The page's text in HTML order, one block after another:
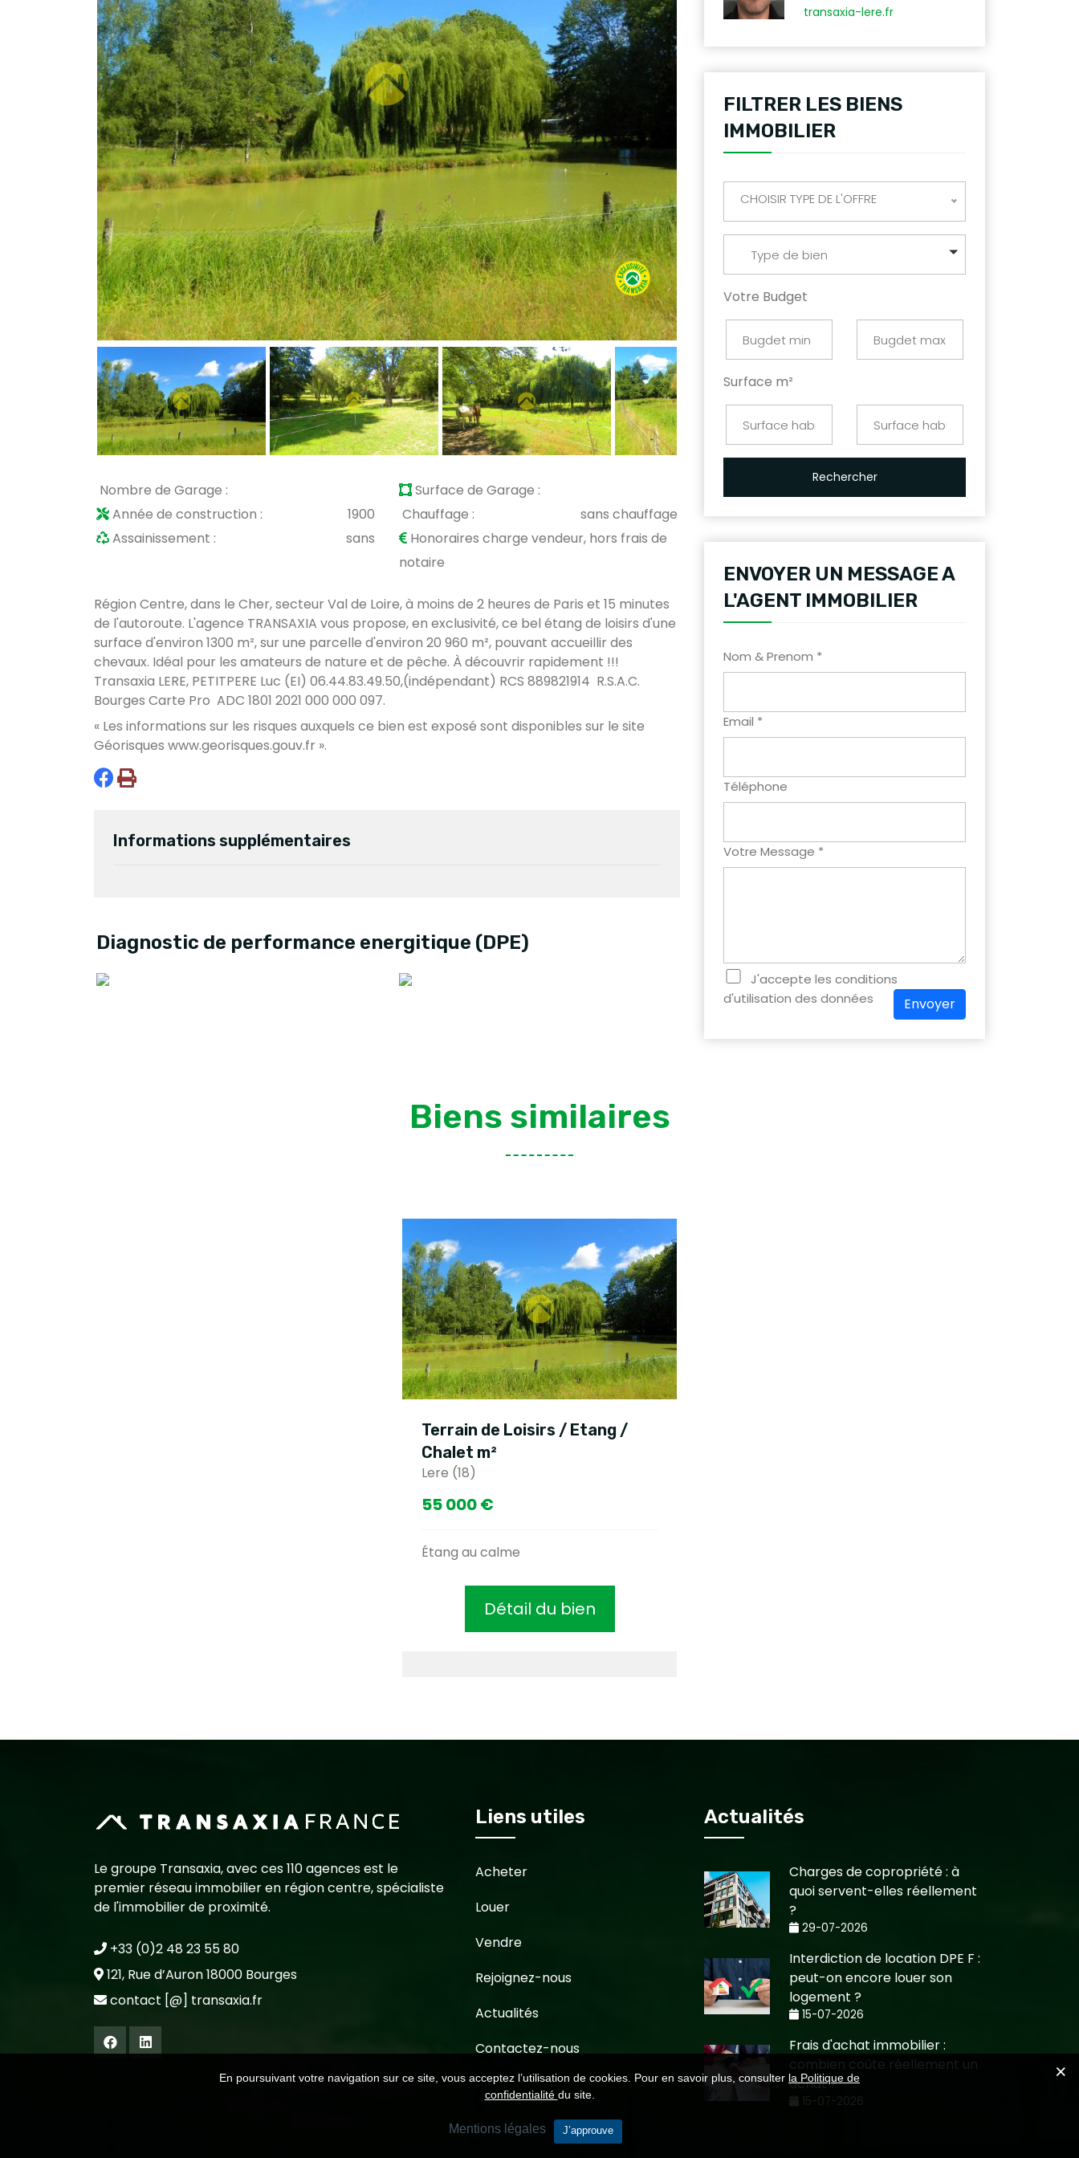
Nombre de Garage :
Surface de Garage :
Année de construction :
1900 Chauffage :
sans chauffage
Assainissement :
sans
Honoraires charge vendeur, hors frais de
notaire
Région Centre, dans le Cher, secteur Val de Loire, à moins de 2 heures de Paris et 15 minutes
de l'autoroute. L'agence TRANSAXIA vous propose, en exclusivité, ce bel étang de loisirs d'une
surface d'environ 1300 m², sur une parcelle d'environ 20 960 m², pouvant accueillir des
chevaux. Idéal pour les amateurs de nature et de pêche. À découvrir rapidement !!!
Transaxia LERE, PETITPERE Luc (EI) 06.44.83.49.50,(indépendant) RCS 889821914 R.S.A.C.
Bourges Carte Pro ADC 1801 2021 000 000 097.
« Les informations sur les risques auxquels ce bien est exposé sont disponibles sur le site
Géorisques www.georisques.gouv.fr ».
Informations supplémentaires
Diagnostic de performance energitique (DPE)
transaxia-lere.fr
FILTRER LES BIENS
IMMOBILIER
CHOISIR TYPE DE L'OFFRE
Type de bien
Votre Budget
Surface m²
Rechercher
ENVOYER UN MESSAGE A
L'AGENT IMMOBILIER
Nom & Prenom *
Email *
Téléphone
Votre Message *
J'accepte les conditions
d'utilisation des données
Envoyer
Biens similaires
Terrain de Loisirs / Etang /
Chalet m²
Lere (18)
55 000 €
Étang au calme
Détail du bien
Le groupe Transaxia, avec ces 110 agences est le
premier réseau immobilier en région centre, spécialiste
de l'immobilier de proximité.
+33 (0)2 48 23 55 80
121, Rue d’Auron 18000 Bourges
contact [@] transaxia.fr
Liens utiles
Acheter
Louer
Vendre
Rejoignez-nous
Actualités
Contactez-nous
Actualités
Charges de copropriété : à
quoi servent-elles réellement
?
29-07-2026
Interdiction de location DPE F :
peut-on encore louer son
logement ?
15-07-2026
Frais d'achat immobilier :
combien coûte réellement un
achat ?
15-07-2026
En poursuivant votre navigation sur ce site, vous acceptez l’utilisation de cookies. Pour en savoir plus, consulter la Politique de
confidentialité du site.
Mentions légales J’approuve